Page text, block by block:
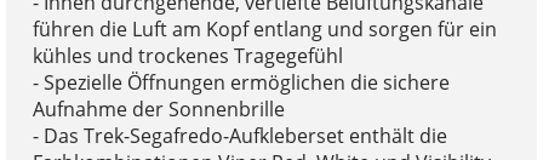
führen die Luft am Kopf entlang und sorgen für ein
kühles und trockenes Tragegefühl
- Spezielle Öffnungen ermöglichen die sichere
Aufnahme der Sonnenbrille
- Das Trek-Segafredo-Aufkleberset enthält die